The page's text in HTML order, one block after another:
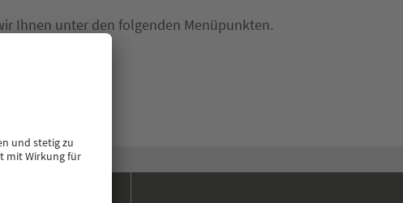
Ihnen unter den folgenden Menüpunkten.